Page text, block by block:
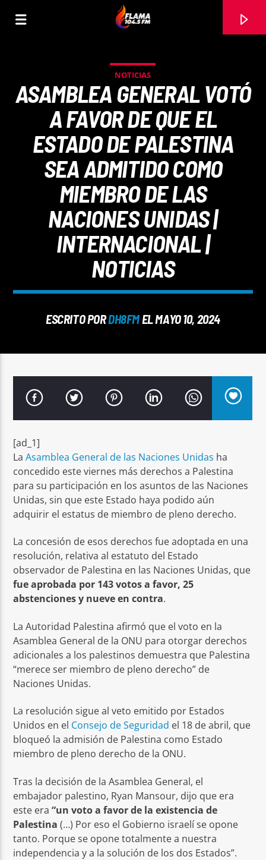
CANCIÓN ACTUAL
NOTICIAS
ASAMBLEA GENERAL VOTÓ
A FAVOR DE QUE EL
ESTADO DE PALESTINA
SEA ADMITIDO COMO
MIEMBRO DE LAS
NACIONES UNIDAS |
INTERNACIONAL |
NOTICIAS
ESCRITO PORDH8FMEL MAYO 10, 2024
[ad_1]
LaAsamblea General de las Naciones Unidas ha
concedido este viernes más derechos a Palestina
para su participación en los asuntos de las Naciones
Unidas, sin que este Estado haya podido aún
adquirir el estatus de miembro de pleno derecho.
La concesión de esos derechos fue adoptada en una
resolución, relativa al estatuto del Estado
observador de Palestina en las Naciones Unidas, que
fue aprobada por 143 votos a favor, 25
abstenciones y nueve en contra.
La Autoridad Palestina afirmó que el voto en la
Asamblea General de la ONU para otorgar derechos
adicionales a los palestinos demuestra que Palestina
“merece ser miembro de pleno derecho” de
Naciones Unidas.
La resolución sigue al veto emitido por Estados
Unidos en el Consejo de Seguridad el 18 de abril, que
bloqueó la admisión de Palestina como Estado
miembro de pleno derecho de la ONU.
Tras la decisión de la Asamblea General, el
embajador palestino, Ryan Mansour, dijo que era
este era“un voto a favor de la existencia de
Palestina (…) Por eso el Gobierno israelí se opone
tanto. Porque se opone totalmente a nuestra
independencia y a la solución de los dos Estados”.